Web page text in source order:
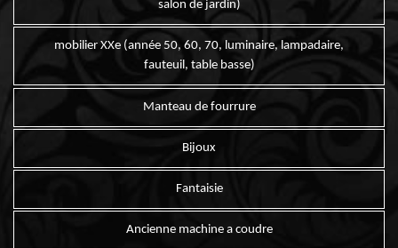
salon de jardin)
mobilier XXe (année 50, 60, 70, luminaire, lampadaire,
fauteuil, table basse)
Manteau de fourrure
Bijoux
Fantaisie
Ancienne machine a coudre